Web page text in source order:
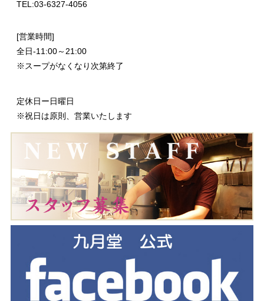
TEL:03-6327-4056
[営業時間]
全日-11:00～21:00
※スープがなくなり次第終了
定休日ー日曜日
※祝日は原則、営業いたします